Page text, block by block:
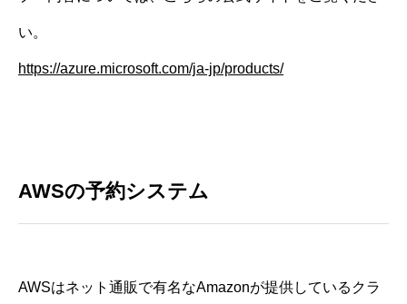
い。
https://azure.microsoft.com/ja-jp/products/
AWSの予約システム
AWSはネット通販で有名なAmazonが提供しているクラ